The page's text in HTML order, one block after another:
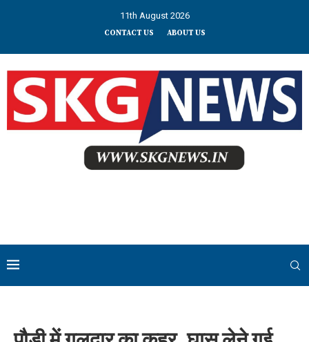
11th August 2026
CONTACT US ABOUT US